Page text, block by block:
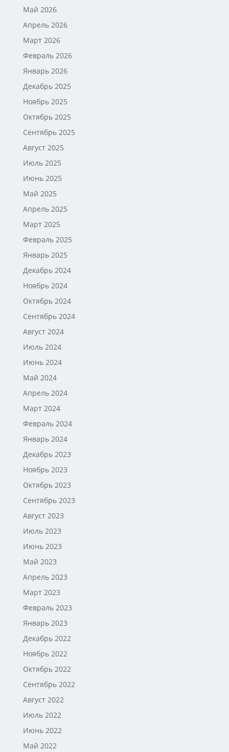
Май 2026
Апрель 2026
Март 2026
Февраль 2026
Январь 2026
Декабрь 2025
Ноябрь 2025
Октябрь 2025
Сентябрь 2025
Август 2025
Июль 2025
Июнь 2025
Май 2025
Апрель 2025
Март 2025
Февраль 2025
Январь 2025
Декабрь 2024
Ноябрь 2024
Октябрь 2024
Сентябрь 2024
Август 2024
Июль 2024
Июнь 2024
Май 2024
Апрель 2024
Март 2024
Февраль 2024
Январь 2024
Декабрь 2023
Ноябрь 2023
Октябрь 2023
Сентябрь 2023
Август 2023
Июль 2023
Июнь 2023
Май 2023
Апрель 2023
Март 2023
Февраль 2023
Январь 2023
Декабрь 2022
Ноябрь 2022
Октябрь 2022
Сентябрь 2022
Август 2022
Июль 2022
Июнь 2022
Май 2022